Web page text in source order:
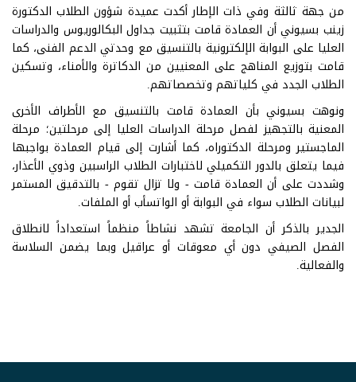
من جهة ثالثة وفي ذات الإطار أكدت عميدة شؤون الطلاب الدكتورة
زينب بسيوني أن العمادة قامت بتثبيت جداول البكالوريوس والدراسات
العليا على البوابة الإلكترونية بالتنسيق مع وحدتي الدعم الفنى، كما
قامت بتوزيع المناهج على المعنيين من الدكاترة والأمناء، وتسكين
الطلاب الجدد في كلياتهم وتخصصاتهم.
ونوهت بسيوني بأن العمادة قامت بالتنسيق مع الأطراف الأخرى
المعنية بالتجهيز لفصل مرحلة الدراسات العليا إلى مرحلتين؛ مرحلة
الماجستير ومرحلة الدكتوراه، كما أشارت إلى قيام العمادة بواجبها
فيما يتعلق بالدور التكميلي لاختبارات الطلاب الراسبين وذوي الأعذار،
وشددت على أن العمادة قامت - ولا تزال تقوم - بالتدقيق المستمر
لبيانات الطلاب سواء في البوابة أو الواتسأب أو الملفات.
الجدير بالذكر أن الجامعة تشهد نشاطاً منظماً استعداداً لانطلاق
الفصل الصيفي دون أي معوقات أو عراقيل وبما يضمن السلاسة
والفعالية.